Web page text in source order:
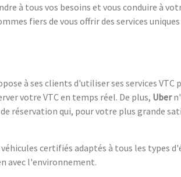
à tous vos besoins et vous conduire à
fiers de vous offrir des services
à ses clients d'utiliser ses services VTC
votre VTC en temps réel. De plus, Uber
réservation qui, pour votre plus grande
certifiés adaptés à tous les types
avec l'environnement.